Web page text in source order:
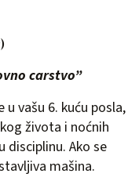
carstvo”
vašu 6. kuću posla,
života i noćnih
disciplinu. Ako se
mašina.